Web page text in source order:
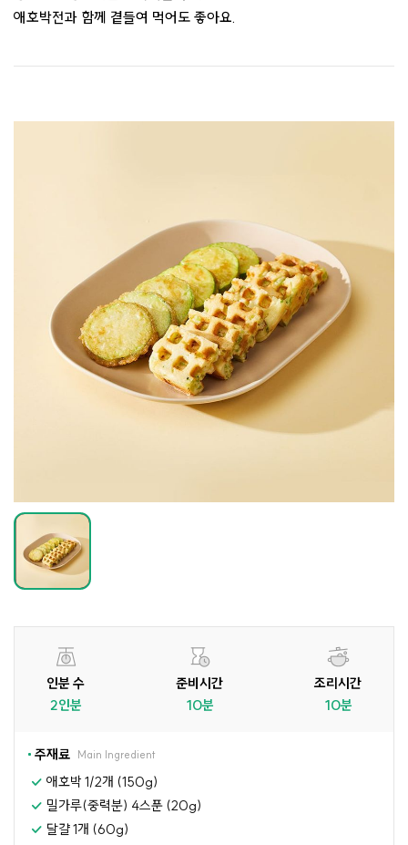
애호박전과 함께 곁들여 먹어도 좋아요.
인분 수
2인분
준비시간
10분
조리시간
10분
주재료 Main Ingredient
애호박 1/2개 (150g)
밀가루(중력분) 4스푼 (20g)
달걀 1개 (60g)